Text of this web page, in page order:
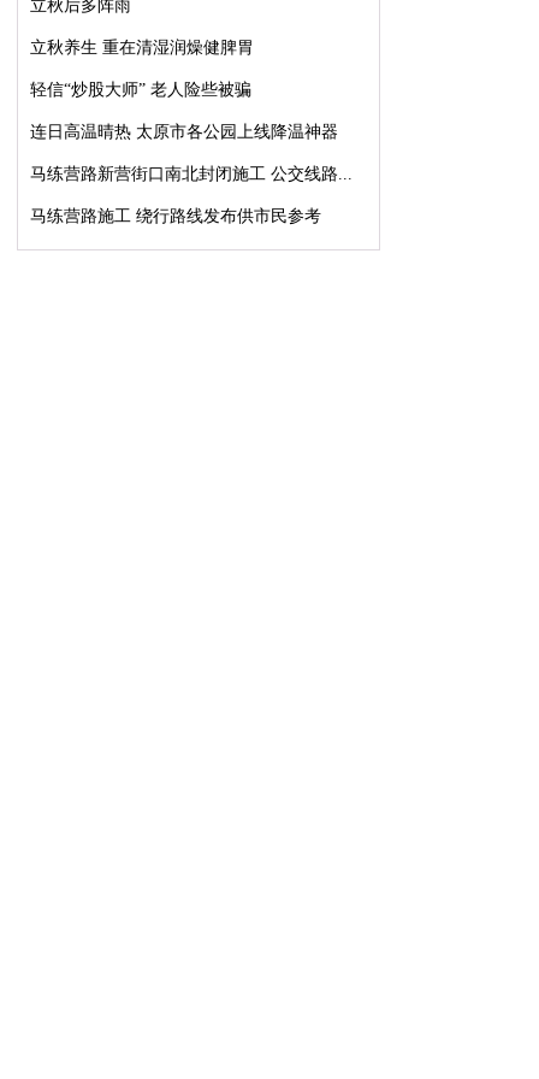
立秋后多阵雨
立秋养生 重在清湿润燥健脾胃
轻信“炒股大师” 老人险些被骗
连日高温晴热 太原市各公园上线降温神器
马练营路新营街口南北封闭施工 公交线路...
马练营路施工 绕行路线发布供市民参考